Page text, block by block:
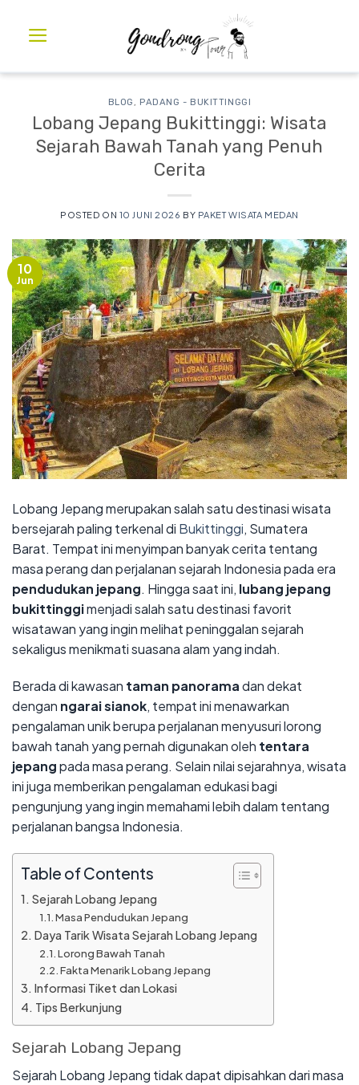
BLOG, PADANG - BUKITTINGGI
Lobang Jepang Bukittinggi: Wisata
Sejarah Bawah Tanah yang Penuh
Cerita
POSTED ON 10 JUNI 2026 BY PAKET WISATA MEDAN
10
Jun
Lobang Jepang merupakan salah satu destinasi wisata
bersejarah paling terkenal di Bukittinggi, Sumatera
Barat. Tempat ini menyimpan banyak cerita tentang
masa perang dan perjalanan sejarah Indonesia pada era
pendudukan jepang. Hingga saat ini, lubang jepang
bukittinggimenjadi salah satu destinasi favorit
wisatawan yang ingin melihat peninggalan sejarah
sekaligus menikmati suasana alam yang indah.
Berada di kawasan taman panoramadan dekat
dengan ngarai sianok, tempat ini menawarkan
pengalaman unik berupa perjalanan menyusuri lorong
bawah tanah yang pernah digunakan oleh tentara
jepangpada masa perang. Selain nilai sejarahnya, wisata
ini juga memberikan pengalaman edukasi bagi
pengunjung yang ingin memahami lebih dalam tentang
perjalanan bangsa Indonesia.
Table of Contents
Sejarah Lobang Jepang
Masa Pendudukan Jepang
Daya Tarik Wisata Sejarah Lobang Jepang
Lorong Bawah Tanah
Fakta Menarik Lobang Jepang
Informasi Tiket dan Lokasi
Tips Berkunjung
Sejarah Lobang Jepang
Sejarah Lobang Jepang tidak dapat dipisahkan dari masa